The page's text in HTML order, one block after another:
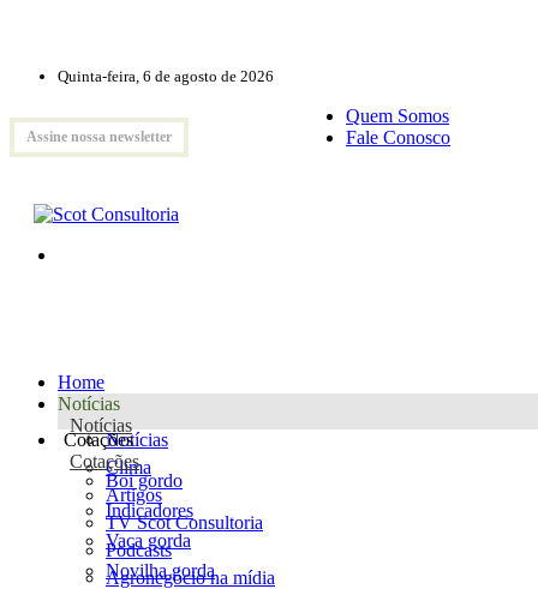
Quinta-feira, 6 de agosto de 2026
Assine nossa newsletter
Quem Somos
Fale Conosco
Home
Notícias
Notícias
Notícias
Clima
Artigos
TV Scot Consultoria
Podcasts
Agronegócio na mídia
Cotações
Cotações
Boi gordo
Indicadores
Vaca gorda
Novilha gorda